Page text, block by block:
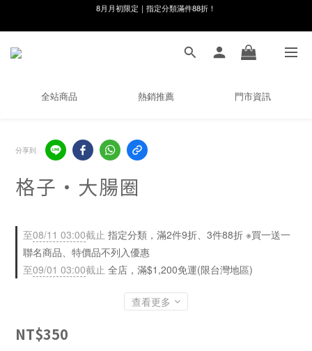
8月月初限定｜指定分類滿件88折！
線在，好事發生｜祈願新品 第2件享9折
🌸新會員限定🌸註冊送$100購物金
全站商品 熱銷推薦 門市資訊
分享到
格子・大腸圈
至08/11 03:00截止 指定分類，滿2件9折、3件88折 ※買一送一
聯名商品、特價品不列入優惠
至09/01 03:00截止 全店，滿$1,200免運(限台灣地區)
查看更多
NT$350